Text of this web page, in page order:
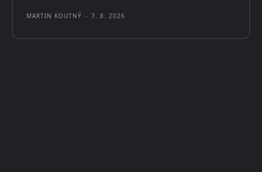
MARTIN KOUTNÝ - 7. 8. 2026